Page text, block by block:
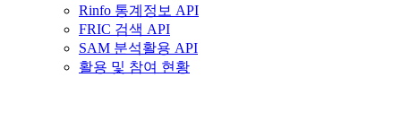
Rinfo 통계정보 API
FRIC 검색 API
SAM 분석활용 API
활용 및 참여 현황